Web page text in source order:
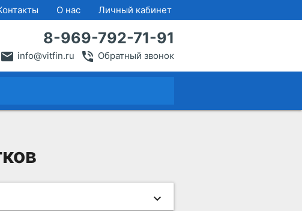
О нас Личный кабинет
8-969-792-71-91
email info@vitfin.ru phone_in_talk Обратный звонок